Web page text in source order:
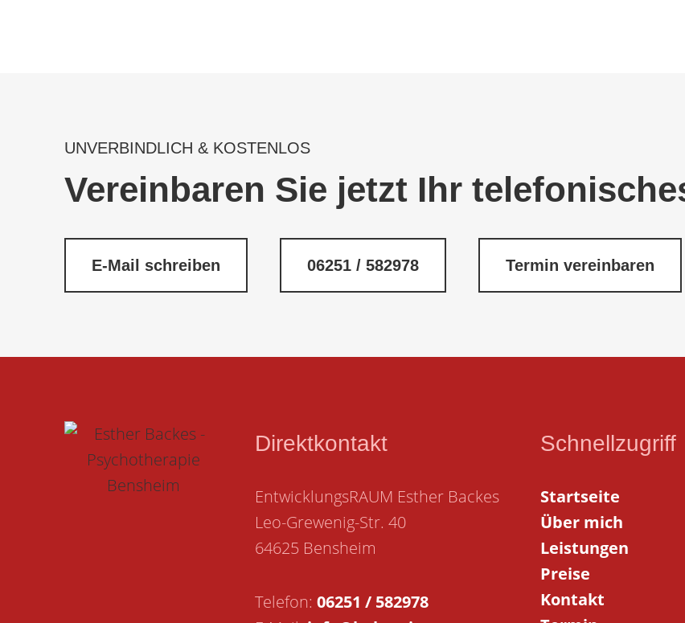
UNVERBINDLICH & KOSTENLOS
Vereinbaren Sie jetzt Ihr
E-Mail schreiben 06251 / 582978 Termin vereinbaren
Direktkontakt
EntwicklungsRAUM Esther Backes
Leo-Grewenig-Str. 40
64625 Bensheim
Telefon: 06251 / 582978
Schnellzugriff
Startseite
Über mich
Leistungen
Preise
Kontakt